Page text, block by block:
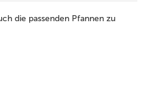
die passenden Pfannen zu